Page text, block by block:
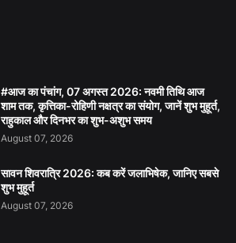
#आज का पंचांग, 07 अगस्त 2026: नवमी तिथि आज
शाम तक, कृत्तिका-रोहिणी नक्षत्र का संयोग, जानें शुभ मुहूर्त,
राहुकाल और दिनभर का शुभ-अशुभ समय
August 07, 2026
सावन शिवरात्रि 2026: कब करें जलाभिषेक, जानिए सबसे
शुभ मुहूर्त
August 07, 2026